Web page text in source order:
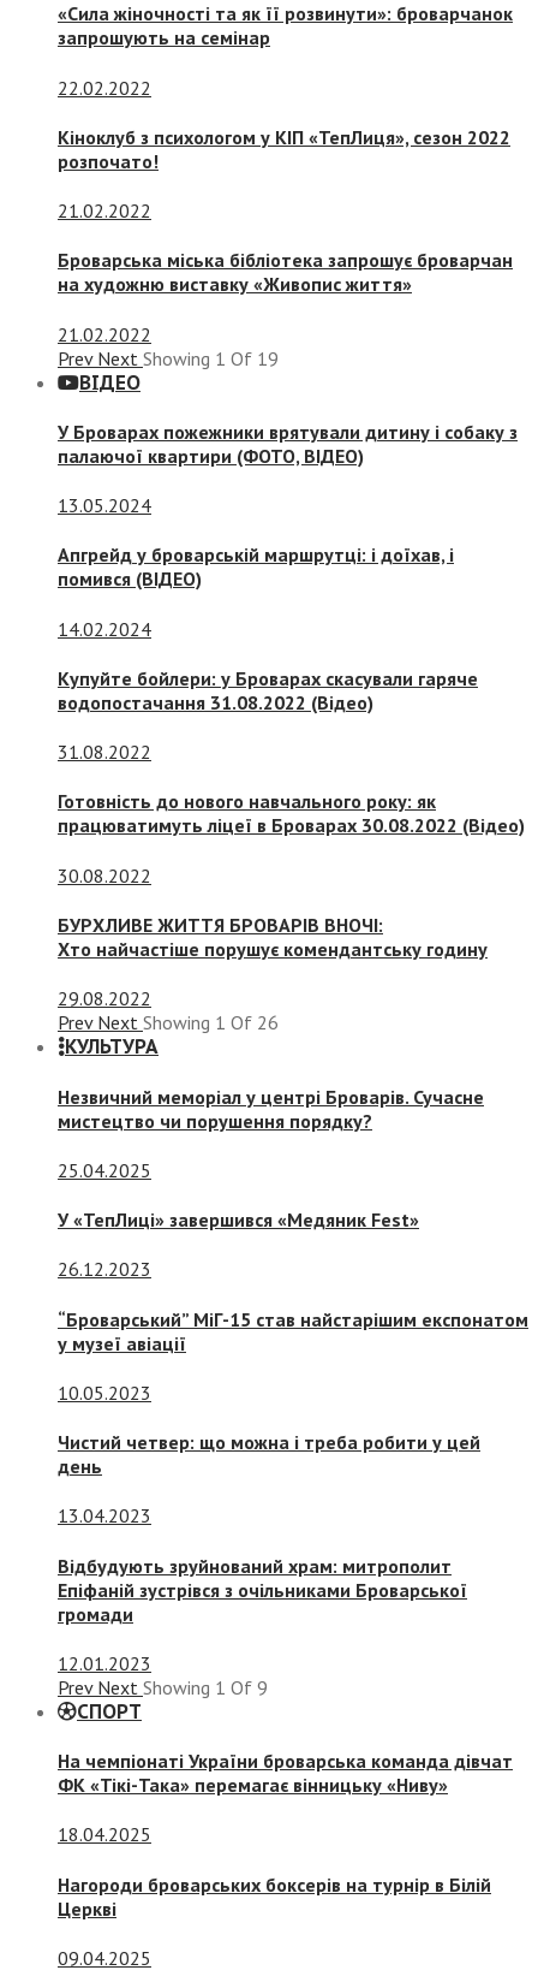
«Сила жіночності та як її розвинути»: броварчанок
запрошують на семінар
22.02.2022
Кіноклуб з психологом у КІП «ТепЛиця», сезон 2022
розпочато!
21.02.2022
Броварська міська бібліотека запрошує броварчан
на художню виставку «Живопис життя»
21.02.2022
Prev Next Showing 1 Of 19
ВІДЕО
У Броварах пожежники врятували дитину і собаку з
палаючої квартири (ФОТО, ВІДЕО)
13.05.2024
Апгрейд у броварській маршрутці: і доїхав, і
помився (ВІДЕО)
14.02.2024
Купуйте бойлери: у Броварах скасували гаряче
водопостачання 31.08.2022 (Відео)
31.08.2022
Готовність до нового навчального року: як
працюватимуть ліцеї в Броварах 30.08.2022 (Відео)
30.08.2022
БУРХЛИВЕ ЖИТТЯ БРОВАРІВ ВНОЧІ:
Хто найчастіше порушує комендантську годину
29.08.2022
Prev Next Showing 1 Of 26
КУЛЬТУРА
Незвичний меморіал у центрі Броварів. Сучасне
мистецтво чи порушення порядку?
25.04.2025
У «ТепЛиці» завершився «Медяник Fest»
26.12.2023
“Броварський” МіГ-15 став найстарішим експонатом
у музеї авіації
10.05.2023
Чистий четвер: що можна і треба робити у цей
день
13.04.2023
Відбудують зруйнований храм: митрополит
Епіфаній зустрівся з очільниками Броварської
громади
12.01.2023
Prev Next Showing 1 Of 9
СПОРТ
На чемпіонаті України броварська команда дівчат
ФК «Тікі-Така» перемагає вінницьку «Ниву»
18.04.2025
Нагороди броварських боксерів на турнір в Білій
Церкві
09.04.2025